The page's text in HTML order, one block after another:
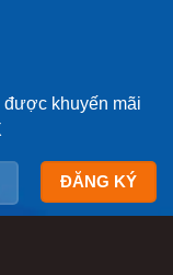
được khuyến mãi